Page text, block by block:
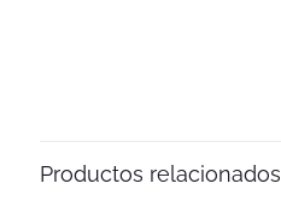
Productos relacionados